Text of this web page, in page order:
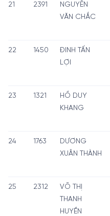
21 2391
NGUYỄN
VĂN CHẮC
22 1450
ĐINH TẤN
LỢI
23 1321
HỒ DUY
KHANG
24 1763
DƯƠNG
XUÂN THÀNH
25 2312
VÕ THỊ
THANH
HUYỀN